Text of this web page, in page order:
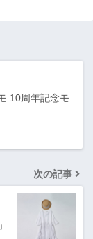
10周年記念モ
次の記事